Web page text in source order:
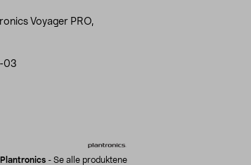
Voyager PRO,
03
Plantronics - Se alle produktene